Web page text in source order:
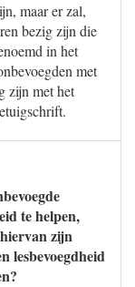
maar er zal,
bezig zijn die
in het
met
zijn met het
te helpen,
zijn
lesbevoegdheid